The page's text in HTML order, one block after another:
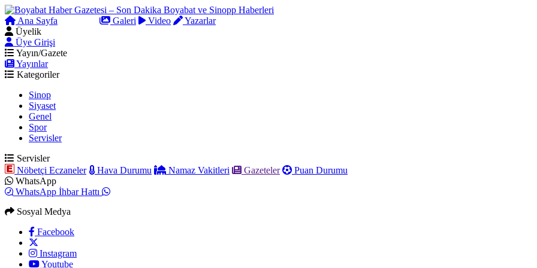
Ana Sayfa Galeri Video
Yazarlar
Üyelik
Üye Girişi
Yayın/Gazete
Yayınlar
Kategoriler
Sinop
Siyaset
Genel
Spor
Servisler
Servisler
Nöbetçi Eczaneler
Hava Durumu Namaz Vakitleri Gazeteler
Puan Durumu
WhatsApp
WhatsApp İhbar Hattı
Sosyal Medya
Facebook
Instagram
Youtube